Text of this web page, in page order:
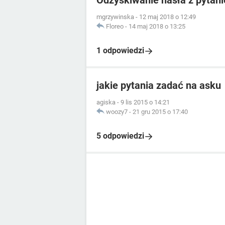
mgrzywinska - 12 maj 2018 o 12:49
Floreo - 14 maj 2018 o 13:25
1 odpowiedzi
jakie pytania zadać na asku
agiska - 9 lis 2015 o 14:21
woozy7 - 21 gru 2015 o 17:40
5 odpowiedzi